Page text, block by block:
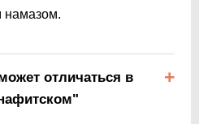
намазом.
отличаться в